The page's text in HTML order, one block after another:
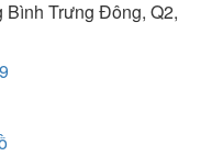
Bình Trưng Đông, Q2,